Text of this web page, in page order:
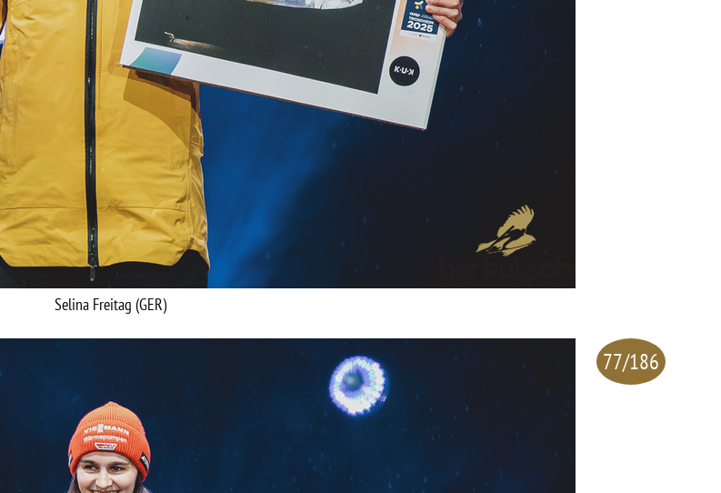
Selina Freitag (GER)
77/186